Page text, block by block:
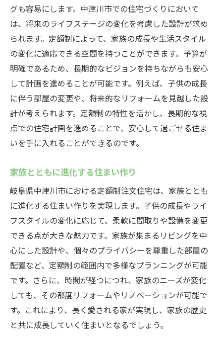
グも容易にします。中津川市での住宅づくりにおいて
は、将来のライフステージの変化を考慮した設計が求め
られます。定額制によって、家族の成長や生活スタイル
の変化に適応できる空間を持つことができます。予算が
明確であるため、長期的なビジョンを持ちながらも安心
して計画を進めることが可能です。例えば、子供の成長
に伴う部屋の変更や、将来的なリフォームを見越した設
計が考えられます。定額制の特性を活かし、長期的な視
点での住宅計画を進めることで、安心して過ごせる住ま
いを手に入れることができるのです。
家族とともに進化する住まい作り
岐阜県中津川市における定額制注文住宅は、家族ととも
に進化する住まい作りを実現します。子供の成長やライ
フスタイルの変化に応じて、柔軟に間取りや設備を変更
できる点が大きな魅力です。家族が集まるリビングを中
心にした設計や、個々のプライバシーを尊重した部屋の
配置など、定額制の範囲内で多様なプランニングが可能
です。さらに、時間が経つにつれ、家族のニーズが変化
しても、その都度リフォームやリノベーションが可能で
す。これにより、長く愛される家が実現し、家族の歴史
と共に成長していく住まいとなるでしょう。